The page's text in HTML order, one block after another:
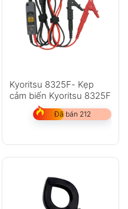
Kyoritsu 8325F- Kẹp
cảm biến Kyoritsu 8325F
Đã bán 212